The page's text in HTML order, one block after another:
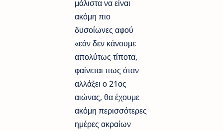
μάλιστα να είναι
ακόμη πιο
δυσοίωνες αφού
«εάν δεν κάνουμε
απολύτως τίποτα,
φαίνεται πως όταν
αλλάξει ο 21ος
αιώνας, θα έχουμε
ακόμη περισσότερες
ημέρες ακραίων